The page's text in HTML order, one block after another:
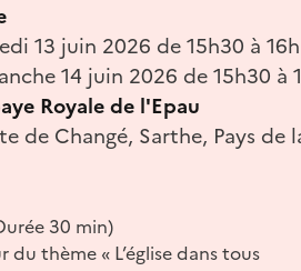
13 juin 2026 de 15h30 à 16h
14 juin 2026 de 15h30 à
Royale de l'Epau
de Changé, Sarthe, Pays de
30 min)
thème « L’église dans tous